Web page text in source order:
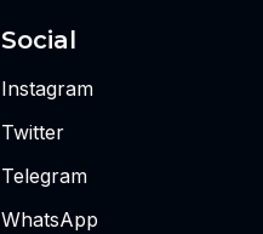
Social
Instagram
Twitter
Telegram
WhatsApp